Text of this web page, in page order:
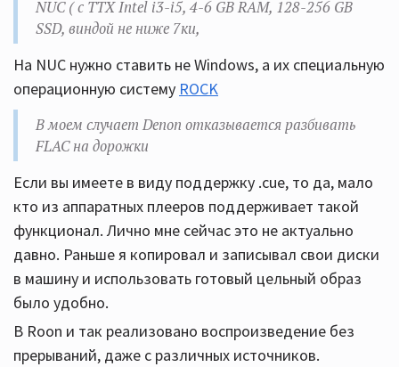
NUC ( с ТТХ Intel i3-i5, 4-6 GB RAM, 128-256 GB
SSD, виндой не ниже 7ки,
На NUC нужно ставить не Windows, а их специальную
операционную систему ROCK
В моем случает Denon отказывается разбивать
FLAC на дорожки
Если вы имеете в виду поддержку .cue, то да, мало
кто из аппаратных плееров поддерживает такой
функционал. Лично мне сейчас это не актуально
давно. Раньше я копировал и записывал свои диски
в машину и использовать готовый цельный образ
было удобно.
В Roon и так реализовано воспроизведение без
прерываний, даже с различных источников.